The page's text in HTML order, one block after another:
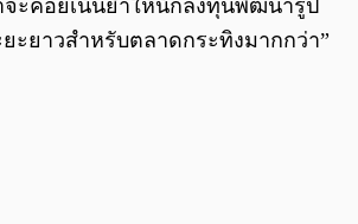
จะคอยเน้นย้ำให้นักลงทุนพัฒนารูป
ะยาวสำหรับตลาดกระทิงมากกว่า”